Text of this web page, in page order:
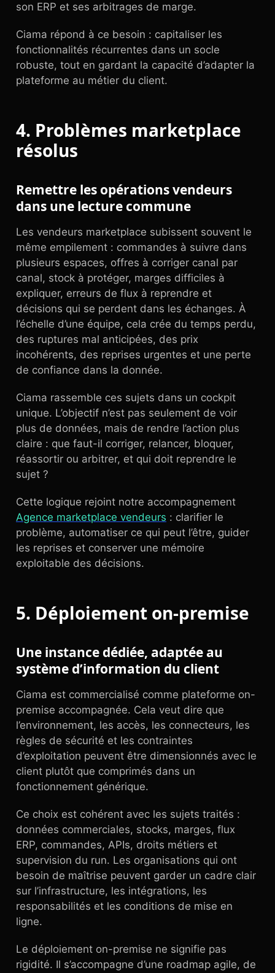
son ERP et ses arbitrages de marge.
Ciama répond à ce besoin : capitaliser les
fonctionnalités récurrentes dans un socle
robuste, tout en gardant la capacité d’adapter la
plateforme au métier du client.
4. Problèmes marketplace
résolus
Remettre les opérations vendeurs
dans une lecture commune
Les vendeurs marketplace subissent souvent le
même empilement : commandes à suivre dans
plusieurs espaces, offres à corriger canal par
canal, stock à protéger, marges difficiles à
expliquer, erreurs de flux à reprendre et
décisions qui se perdent dans les échanges. À
l’échelle d’une équipe, cela crée du temps perdu,
des ruptures mal anticipées, des prix
incohérents, des reprises urgentes et une perte
de confiance dans la donnée.
Ciama rassemble ces sujets dans un cockpit
unique. L’objectif n’est pas seulement de voir
plus de données, mais de rendre l’action plus
claire : que faut-il corriger, relancer, bloquer,
réassortir ou arbitrer, et qui doit reprendre le
sujet ?
Cette logique rejoint notre accompagnement
Agence marketplace vendeurs : clarifier le
problème, automatiser ce qui peut l’être, guider
les reprises et conserver une mémoire
exploitable des décisions.
5. Déploiement on-premise
Une instance dédiée, adaptée au
système d’information du client
Ciama est commercialisé comme plateforme on-
premise accompagnée. Cela veut dire que
l’environnement, les accès, les connecteurs, les
règles de sécurité et les contraintes
d’exploitation peuvent être dimensionnés avec le
client plutôt que comprimés dans un
fonctionnement générique.
Ce choix est cohérent avec les sujets traités :
données commerciales, stocks, marges, flux
ERP, commandes, APIs, droits métiers et
supervision du run. Les organisations qui ont
besoin de maîtrise peuvent garder un cadre clair
sur l’infrastructure, les intégrations, les
responsabilités et les conditions de mise en
ligne.
Le déploiement on-premise ne signifie pas
rigidité. Il s’accompagne d’une roadmap agile, de